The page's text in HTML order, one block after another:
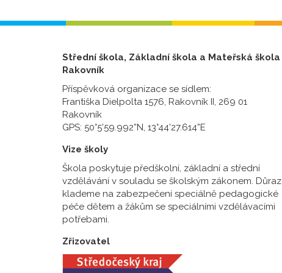
Střední škola, Základní škola a Mateřská škola
Rakovník
Příspěvková organizace se sídlem:
Františka Dielpolta 1576, Rakovník II, 269 01
Rakovník
GPS: 50°5’59.992”N, 13°44’27.614”E
Vize školy
Škola poskytuje předškolní, základní a střední
vzdělávání v souladu se školským zákonem. Důraz
klademe na zabezpečení speciálně pedagogické
péče dětem a žákům se speciálními vzdělávacími
potřebami.
Zřizovatel